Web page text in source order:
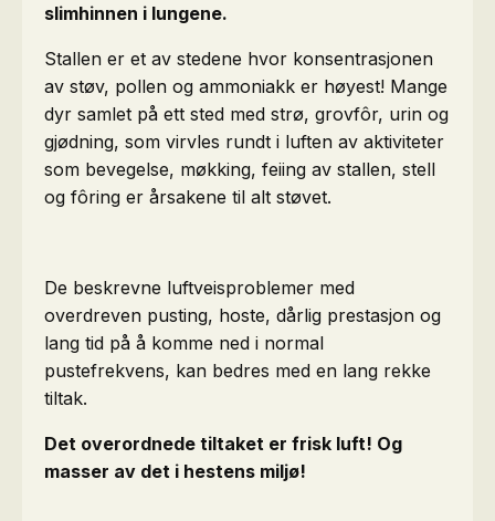
slimhinnen i lungene.
Stallen er et av stedene hvor konsentrasjonen
av støv, pollen og ammoniakk er høyest! Mange
dyr samlet på ett sted med strø, grovfôr, urin og
gjødning, som virvles rundt i luften av aktiviteter
som bevegelse, møkking, feiing av stallen, stell
og fôring er årsakene til alt støvet.
De beskrevne luftveisproblemer med
overdreven pusting, hoste, dårlig prestasjon og
lang tid på å komme ned i normal
pustefrekvens, kan bedres med en lang rekke
tiltak.
Det overordnede tiltaket er frisk luft! Og
masser av det i hestens miljø!